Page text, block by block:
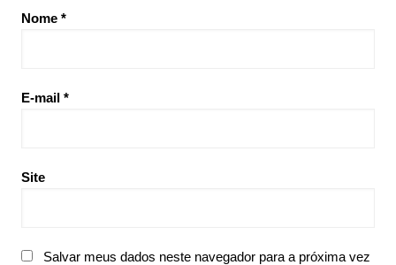
Nome *
E-mail *
Site
Salvar meus dados neste navegador para a próxima vez